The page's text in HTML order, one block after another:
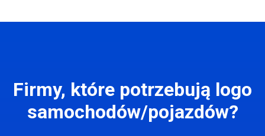
Firmy, które potrzebują logo
samochodów/pojazdów?